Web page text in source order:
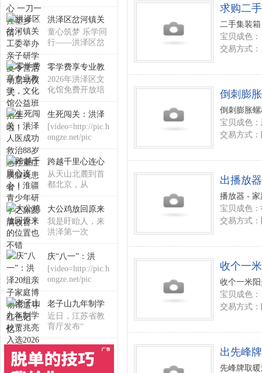
坛
洪泽区岔河镇关
童心筑梦 乐学同
行——洪泽区岔
零学费享专业教
2026年洪泽区文
化馆免费开放培
生死闯关：洪泽
[video=http://pic.h
ongze.net/pic
跨越千里心连心
从天山北麓到首
都北京，从
大公鸡放回原来
我是盱眙人，来
洪泽第一次
庆“八一”：洪
[video=http://pic.h
ongze.net/pic
老子山九年制学
近日，江苏省教
育厅发布“
求购二
二手集装
宝贝成色：
交易方式：
倒刺膨
倒刺膨胀
宝贝成色：
交易方式：
出播放器
播放器 - 家
宝贝成色：
交易方式：
收个一
收个一米
宝贝成色：
交易方式：
出先峰
先峰牌取